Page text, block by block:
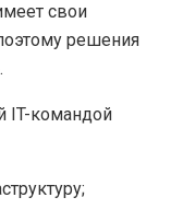
свои
решения
IT-командой